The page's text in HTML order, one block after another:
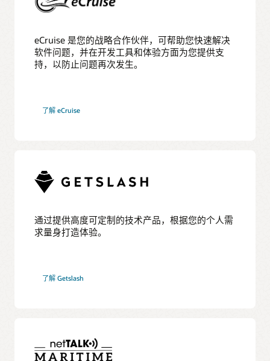
eCruise 是您的战略合作伙伴，可帮助您快速解决
软件问题，并在开发工具和体验方面为您提供支
持，以防止问题再次发生。
了解 eCruise
通过提供高度可定制的技术产品，根据您的个人需
求量身打造体验。
了解 Getslash